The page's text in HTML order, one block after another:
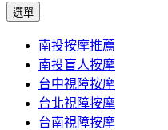
選單
內
容
區
南投按摩推薦
南投盲人按摩
台中視障按摩
台北視障按摩
台南視障按摩